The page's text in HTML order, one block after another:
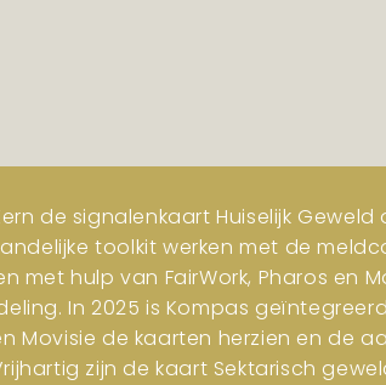
de signalenkaart Huiselijk Geweld
toolkit werken met de
met hulp van FairWork, Pharos en
In 2025 is Kompas
Movisie de kaarten herzien en de
zijn de kaart Sektarisch